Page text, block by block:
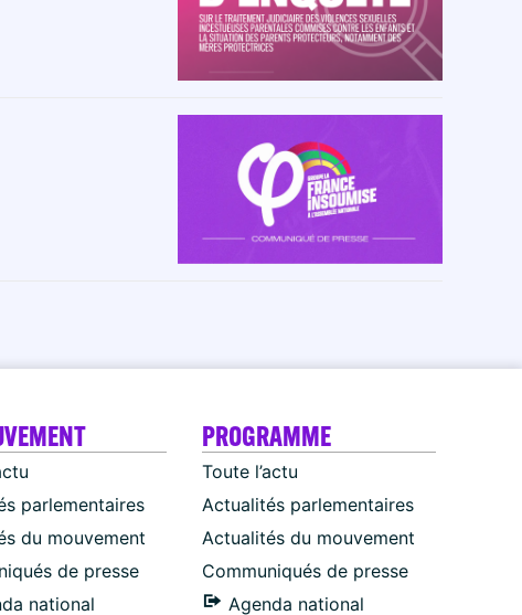
parlementaires
du mouvement
de presse
national
PROGRAMME
Toute l’actu
Actualités parlementaires
Actualités du mouvement
Communiqués de presse
Agenda national